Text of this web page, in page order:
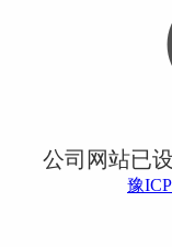
公司网站已
豫